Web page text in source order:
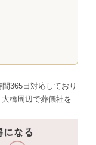
365日対応しており
橋周辺で葬儀社を